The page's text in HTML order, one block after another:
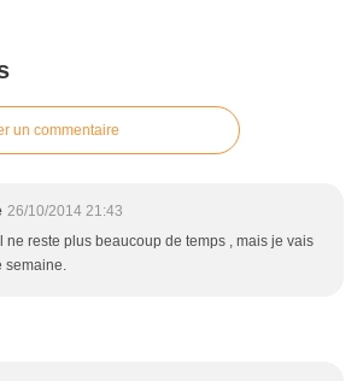
un commentaire
26/10/2014 21:43
ne reste plus beaucoup de temps , mais je vais
semaine.